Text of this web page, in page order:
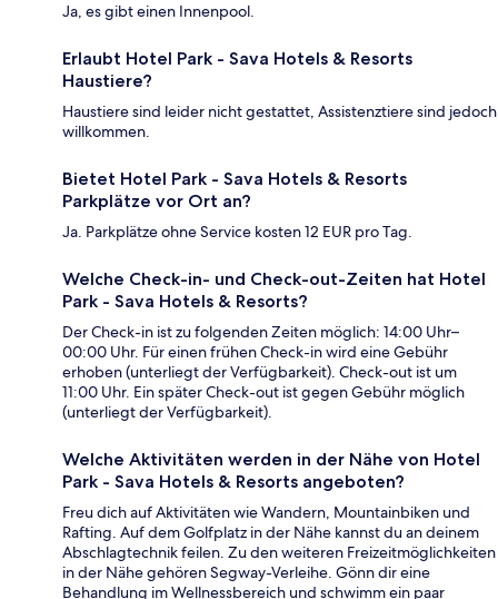
Ja, es gibt einen Innenpool.
Erlaubt Hotel Park - Sava Hotels & Resorts
Haustiere?
Haustiere sind leider nicht gestattet, Assistenztiere sind jedoch
willkommen.
Bietet Hotel Park - Sava Hotels & Resorts
Parkplätze vor Ort an?
Ja. Parkplätze ohne Service kosten 12 EUR pro Tag.
Welche Check-in- und Check-out-Zeiten hat Hotel
Park - Sava Hotels & Resorts?
Der Check-in ist zu folgenden Zeiten möglich: 14:00 Uhr–
00:00 Uhr. Für einen frühen Check-in wird eine Gebühr
erhoben (unterliegt der Verfügbarkeit). Check-out ist um
11:00 Uhr. Ein später Check-out ist gegen Gebühr möglich
(unterliegt der Verfügbarkeit).
Welche Aktivitäten werden in der Nähe von Hotel
Park - Sava Hotels & Resorts angeboten?
Freu dich auf Aktivitäten wie Wandern, Mountainbiken und
Rafting. Auf dem Golfplatz in der Nähe kannst du an deinem
Abschlagtechnik feilen. Zu den weiteren Freizeitmöglichkeiten
in der Nähe gehören Segway-Verleihe. Gönn dir eine
Behandlung im Wellnessbereich und schwimm ein paar